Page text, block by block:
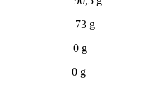
73 g
0 g
g